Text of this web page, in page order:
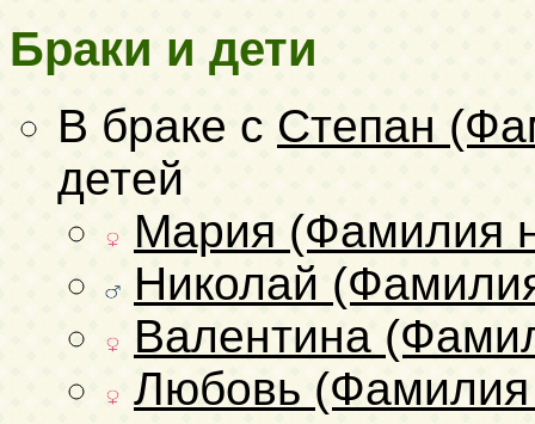
Браки и дети
В браке с Степан
детей
Мария (Фамилия
Николай
Валентина
Любовь (Фамилия